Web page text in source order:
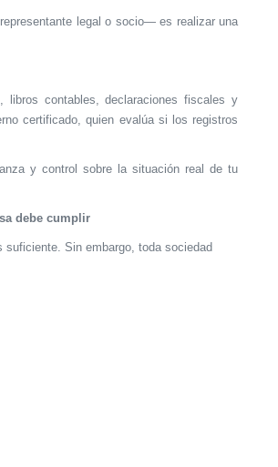
legal o socio— es realizar una
libros contables, declaraciones fiscales y
certificado, quien evalúa si los registros
y control sobre la situación real de tu
debe cumplir
suficiente. Sin embargo, toda sociedad